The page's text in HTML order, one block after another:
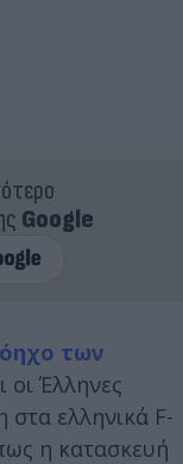
Google
των
οι Έλληνες
στα ελληνικά F-
η κατασκευή